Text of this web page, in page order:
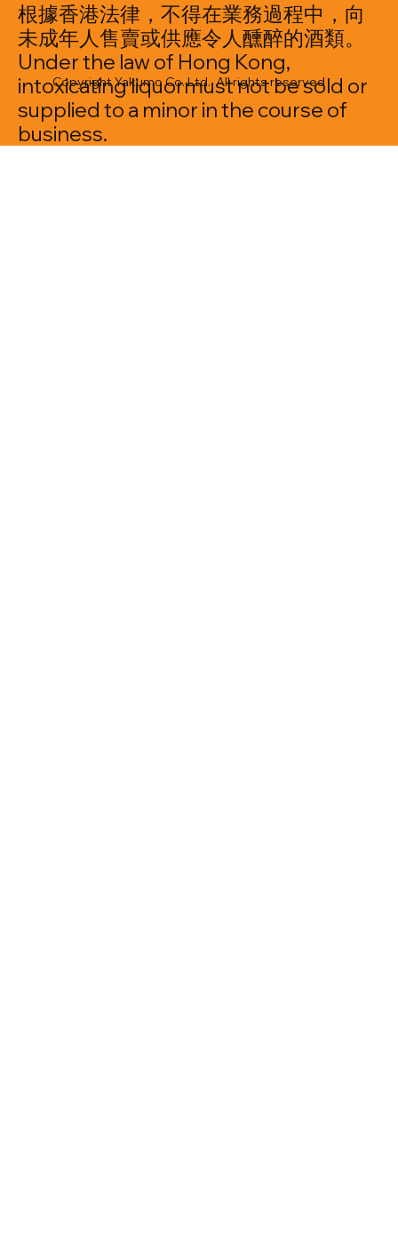
根據香港法律，不得在業務過程中，向
未成年人售賣或供應令人醺醉的酒類。
Under the law of Hong Kong,
intoxicating liquormust not be sold or
supplied to a minor in the course of
business.
Copyright Yakumo Co. Ltd. All rights reserved